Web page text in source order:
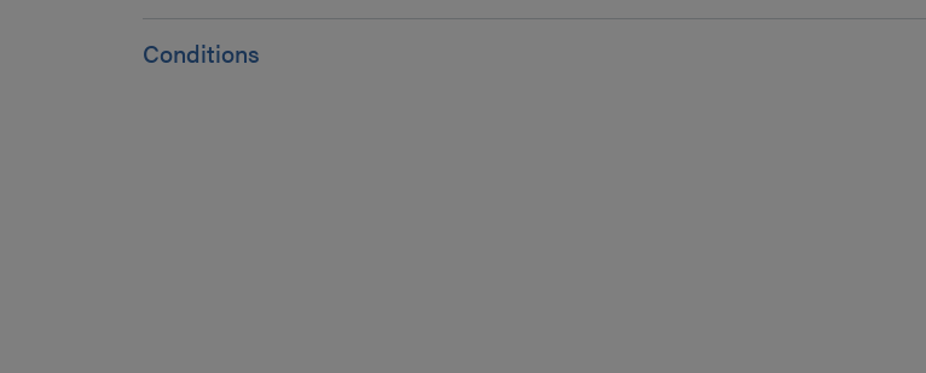
Conditions